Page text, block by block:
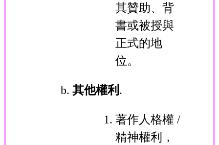
其贊助、背
書或被授與
正式的地
位。
其他權利 .
著作人格權 /
精神權利，